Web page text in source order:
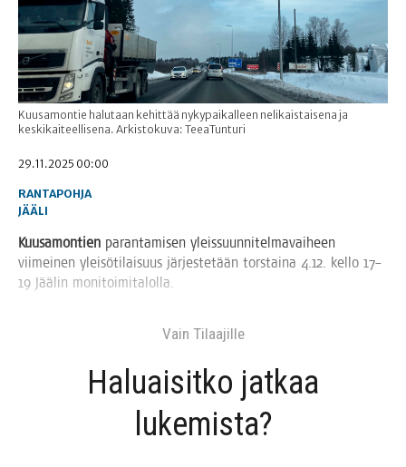
Kuusamontie halutaan kehittää nykypaikalleen nelikaistaisena ja
keskikaiteellisena. Arkistokuva: TeeaTunturi
29.11.2025 00:00
RANTAPOHJA
JÄÄLI
Kuusa­mon­tien paran­ta­mi­sen yleis­suun­ni­tel­ma­vai­heen
vii­mei­nen ylei­sö­ti­lai­suus jär­jes­te­tään tors­tai­na 4.12. kel­lo 17–
19 Jää­lin monitoimitalolla.
Vain Tilaa­jil­le
Haluai­sit­ko jat­kaa
lukemista?